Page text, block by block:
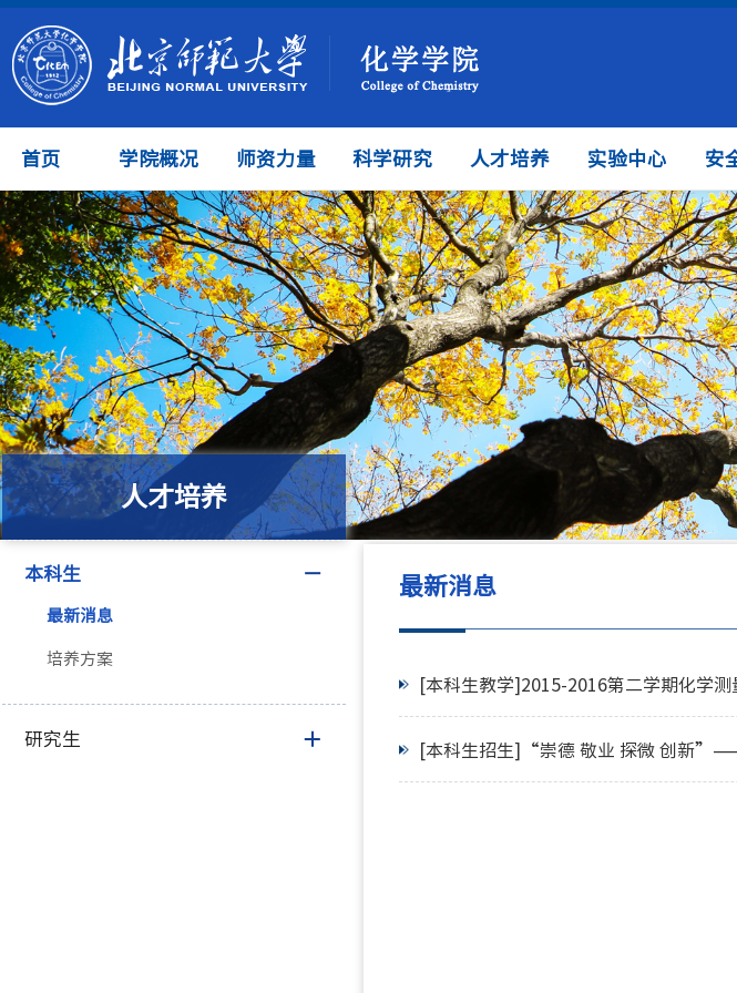
首页 学院概况 师资力量 科学研究 人才培养 实验中心 安
人才培养
本科生
最新消息
培养方案
研究生
最新消息
[本科生教学]2015-2016第二学期化学
[本科生招生]“崇德 敬业 探微 创新